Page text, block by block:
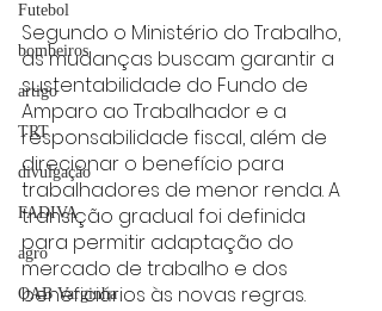
Futebol
bombeiros
artigo
TRT
divulgação
FADIVA
agro
OAB Varginha
Segundo o Ministério do Trabalho,
as mudanças buscam garantir a
sustentabilidade do Fundo de
Amparo ao Trabalhador e a
responsabilidade fiscal, além de
direcionar o benefício para
trabalhadores de menor renda. A
transição gradual foi definida
para permitir adaptação do
mercado de trabalho e dos
beneficiários às novas regras.